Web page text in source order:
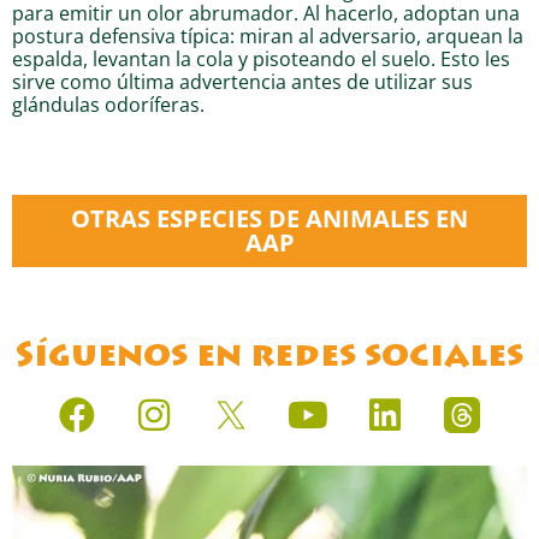
para emitir un olor abrumador. Al hacerlo, adoptan una
postura defensiva típica: miran al adversario, arquean la
espalda, levantan la cola y pisoteando el suelo. Esto les
sirve como última advertencia antes de utilizar sus
glándulas odoríferas.
OTRAS ESPECIES DE ANIMALES EN
AAP
Síguenos en redes sociales
F
a
c
e
I
n
s
t
Y
o
u
t
L
i
n
k